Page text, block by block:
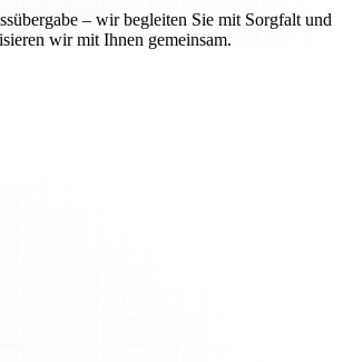
– wir begleiten Sie mit Sorgfalt und
wir mit Ihnen gemeinsam.